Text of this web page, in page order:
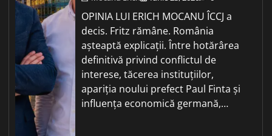
OPINIA LUI ERICH MOCANU ÎCCJ a
decis. Fritz rămâne. România
așteaptă explicații. Între hotărârea
definitivă privind conflictul de
interese, tăcerea instituțiilor,
apariția noului prefect Paul Finta și
influența economică germană,…